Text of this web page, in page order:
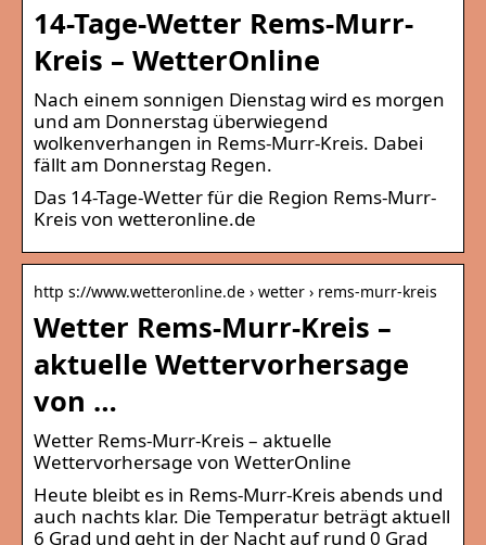
14-Tage-Wetter Rems-Murr-
Kreis – WetterOnline
Nach einem sonnigen Dienstag wird es morgen
und am Donnerstag überwiegend
wolkenverhangen in Rems-Murr-Kreis. Dabei
fällt am Donnerstag Regen.
Das 14-Tage-Wetter für die Region Rems-Murr-
Kreis von wetteronline.de
http s://www.wetteronline.de › wetter › rems-murr-kreis
Wetter Rems-Murr-Kreis –
aktuelle Wettervorhersage
von …
Wetter Rems-Murr-Kreis – aktuelle
Wettervorhersage von WetterOnline
Heute bleibt es in Rems-Murr-Kreis abends und
auch nachts klar. Die Temperatur beträgt aktuell
6 Grad und geht in der Nacht auf rund 0 Grad